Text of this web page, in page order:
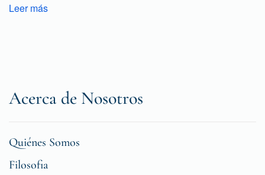
Leer más
Acerca de Nosotros
Quiénes Somos
Filosofia